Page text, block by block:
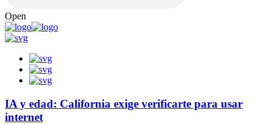
Open
IA y edad: California exige verificarte para usar
internet